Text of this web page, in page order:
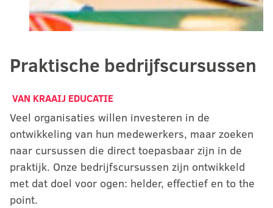
Praktische bedrijfscursussen
VAN KRAAIJ EDUCATIE
Veel organisaties willen investeren in de
ontwikkeling van hun medewerkers, maar zoeken
naar cursussen die direct toepasbaar zijn in de
praktijk. Onze bedrijfscursussen zijn ontwikkeld
met dat doel voor ogen: helder, effectief en to the
point.